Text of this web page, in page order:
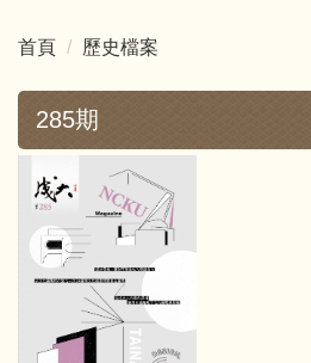
首頁 歷史檔案
285期